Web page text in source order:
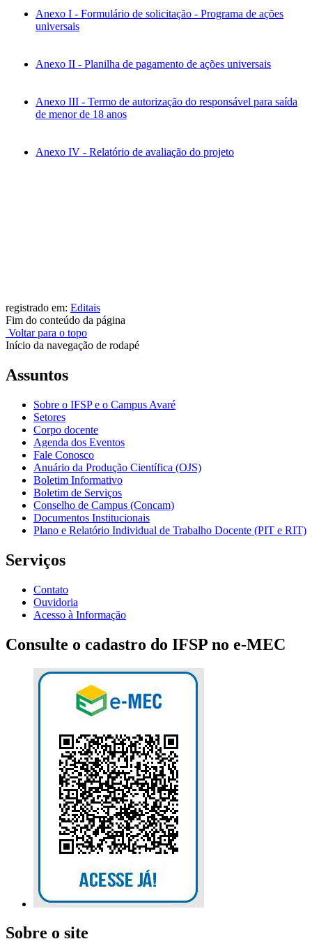
Anexo I - Formulário de solicitação - Programa de ações
universais
Anexo II - Planilha de pagamento de ações universais
Anexo III - Termo de autorização do responsável para saída
de menor de 18 anos
Anexo IV - Relatório de avaliação do projeto
registrado em: Editais
Fim do conteúdo da página
Voltar para o topo
Início da navegação de rodapé
Assuntos
Sobre o IFSP e o Campus Avaré
Setores
Corpo docente
Agenda dos Eventos
Fale Conosco
Anuário da Produção Científica (OJS)
Boletim Informativo
Boletim de Serviços
Conselho de Campus (Concam)
Documentos Institucionais
Plano e Relatório Individual de Trabalho Docente (PIT e RIT)
Serviços
Contato
Ouvidoria
Acesso à Informação
Consulte o cadastro do IFSP no e-MEC
Sobre o site